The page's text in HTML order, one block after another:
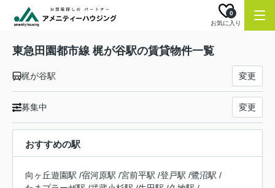
お気に入り
0
東急田園都市線 梶が谷駅の賃貸物件一覧
梶が谷駅 変更
募集中 変更
おすすめの駅
向ヶ丘遊園駅 /宿河原駅 /宮前平駅 /登戸駅 /鷺沼駅 /